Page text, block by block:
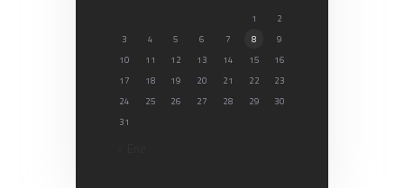
1
2
3
4 5 6 7 8
9
10
11 12 13 14 15
16
17
18 19 20 21 22
23
24
25 26 27 28 29
30
31